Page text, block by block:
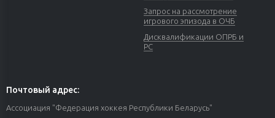
Запрос на рассмотрение
игрового эпизода в ОЧБ
Дисквалификации ОПРБ и
РС
Почтовый адрес:
Ассоциация "Федерация хоккея Республики Беларусь"